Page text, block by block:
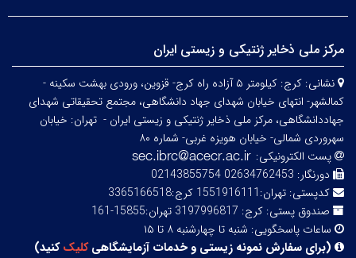
مرکز ملی ذخایر ژنتیکی و زیستی ایران
نشانی:
کرج: کیلومتر ۵ آزاده راه کرج- قزوین، ورودی بهشت سکینه -
کمالشهر- انتهای خیابان شهدای جهاد دانشگاهی، مجتمع تحقیقاتی شهدای
جهاددانشگاهی، مرکز ملی ذخایر ژنتیکی و زیستی ایران - تهران: خیابان
سهروردی شمالی- خیابان هویزه غربی- شماره ۸۰
پست الکترونیکی:
دورنگار: 02634762453 02143855754
کدپستی: تهران:1551916111 کرج:3365166518
صندوق پستی: کرج: 3197996817 تهران:15855-161
ساعات پاسخگویی: شنبه تا چهارشنبه ۸ تا ۱۵
(برای سفارش نمونه زیستی و خدمات آزمایشگاهیکلیککنید)